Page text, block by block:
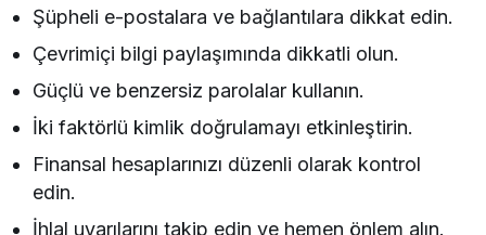
Şüpheli e-postalara ve bağlantılara dikkat edin.
Çevrimiçi bilgi paylaşımında dikkatli olun.
Güçlü ve benzersiz parolalar kullanın.
İki faktörlü kimlik doğrulamayı etkinleştirin.
Finansal hesaplarınızı düzenli olarak kontrol
edin.
İhlal uyarılarını takip edin ve hemen önlem alın.